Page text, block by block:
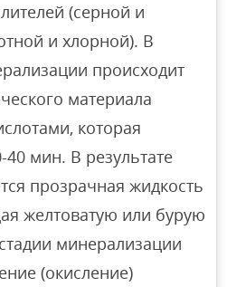
(серной и
и хлорной). В
происходит
материала
которая
40 мин. В результате
прозрачная жидкость
желтоватую или бурую
минерализации
(окисление)